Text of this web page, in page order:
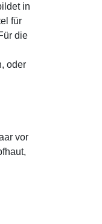
in
für
die
oder
vor